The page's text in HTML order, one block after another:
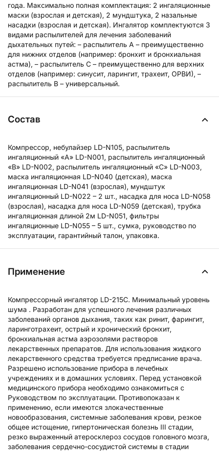
года. Максимально полная комплектация: 2 ингаляционные
маски (взрослая и детская), 2 мундштука, 2 назальные
насадки (взрослая и детская). Ингалятор комплектуются 3
видами распылителей для лечения заболеваний
дыхательных путей: – распылитель А – преимущественно
для нижних отделов (например: бронхит и бронхиальная
астма), – распылитель С – преимущественно для верхних
отделов (например: синусит, ларингит, трахеит, ОРВИ), –
распылитель В – универсальный.
Состав
Компрессор, небулайзер LD-N105, распылитель
ингаляционный «A» LD-N001, распылитель ингаляционный
«В» LD-N002, распылитель ингаляционный «C» LD-N003,
маска ингаляционная LD-N040 (детская), маска
ингаляционная LD-N041 (взрослая), мундштук
ингаляционный LD-N022 – 2 шт., насадка для носа LD-N058
(взрослая), насадка для носа LD-N059 (детская), трубка
ингаляционная длиной 2м LD-N051, фильтры
ингаляционные LD-N055 – 5 шт., сумка, руководство по
эксплуатации, гарантийный талон, упаковка.
Применение
Компрессорный ингалятор LD-215C. Минимальный уровень
шума . Разработан для успешного лечения различных
заболеваний органов дыхания, таких как ринит, фарингит,
ларинготрахеит, острый и хронический бронхит,
бронхиальная астма аэрозолями растворов
лекарственных препаратов. Для использования жидкого
лекарственного средства требуется предписание врача.
Разрешено использование прибора в лечебных
учреждениях и в домашних условиях. Перед установкой
медицинского прибора необходимо ознакомиться с
Руководством по эксплуатации. Противопоказан к
применению, если имеются злокачественные
новообразования, системные заболевания крови, резкое
общее истощение, гипертоническая болезнь III стадии,
резко выраженный атеросклероз сосудов головного мозга,
заболевания сердечно-сосудистой системы в стадии